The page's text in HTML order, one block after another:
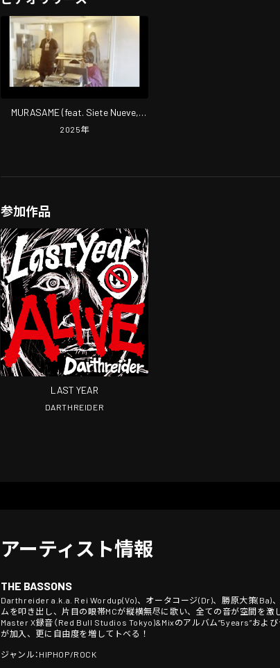
MURASAME (feat. Siete Nueve,
RAFO & 茜)
2025年
参加作品
LAST YEAR
DARTHREIDER
アーティスト情報
THE BASSONS
Darthreider a.k.a. Rei Wordup(Vo)、オータコージ(Dr)、勝原大策(Ba)
ムを叩き出し、片目の眼帯MCが縦横無尽に歌い、全ての音が空間を
Master X録音（Red Bull Studios Tokyo)&Mixのアルバム”5years”およ
が加入、更に自由度を増してトベる！
ジャンル：HIPHOP/ROCK